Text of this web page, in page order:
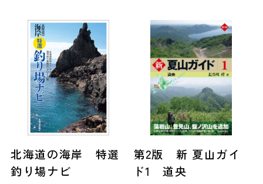
北海道の海岸 特選
釣り場ナビ
第2版 新 夏山ガイ
ド1 道央